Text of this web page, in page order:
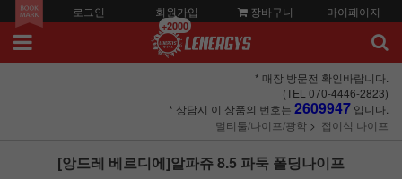
로그인 회원가입
+2000
장바구니 마이페이지
* 매장 방문전 확인바랍니다.
(TEL 070-4446-2823)
* 상담시 이 상품의 번호는 2609947 입니다.
멀티툴/나이프/광학
접이식 나이프
[앙드레 베르디에]알파쥬 8.5 파둑 폴딩나이프